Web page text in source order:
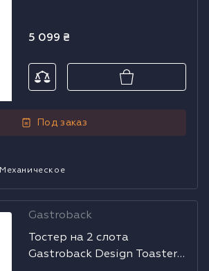
5 099 ₴
Под заказ
Механическое
Gastroback
Тостер на 2 слота
Gastroback Design Toaster